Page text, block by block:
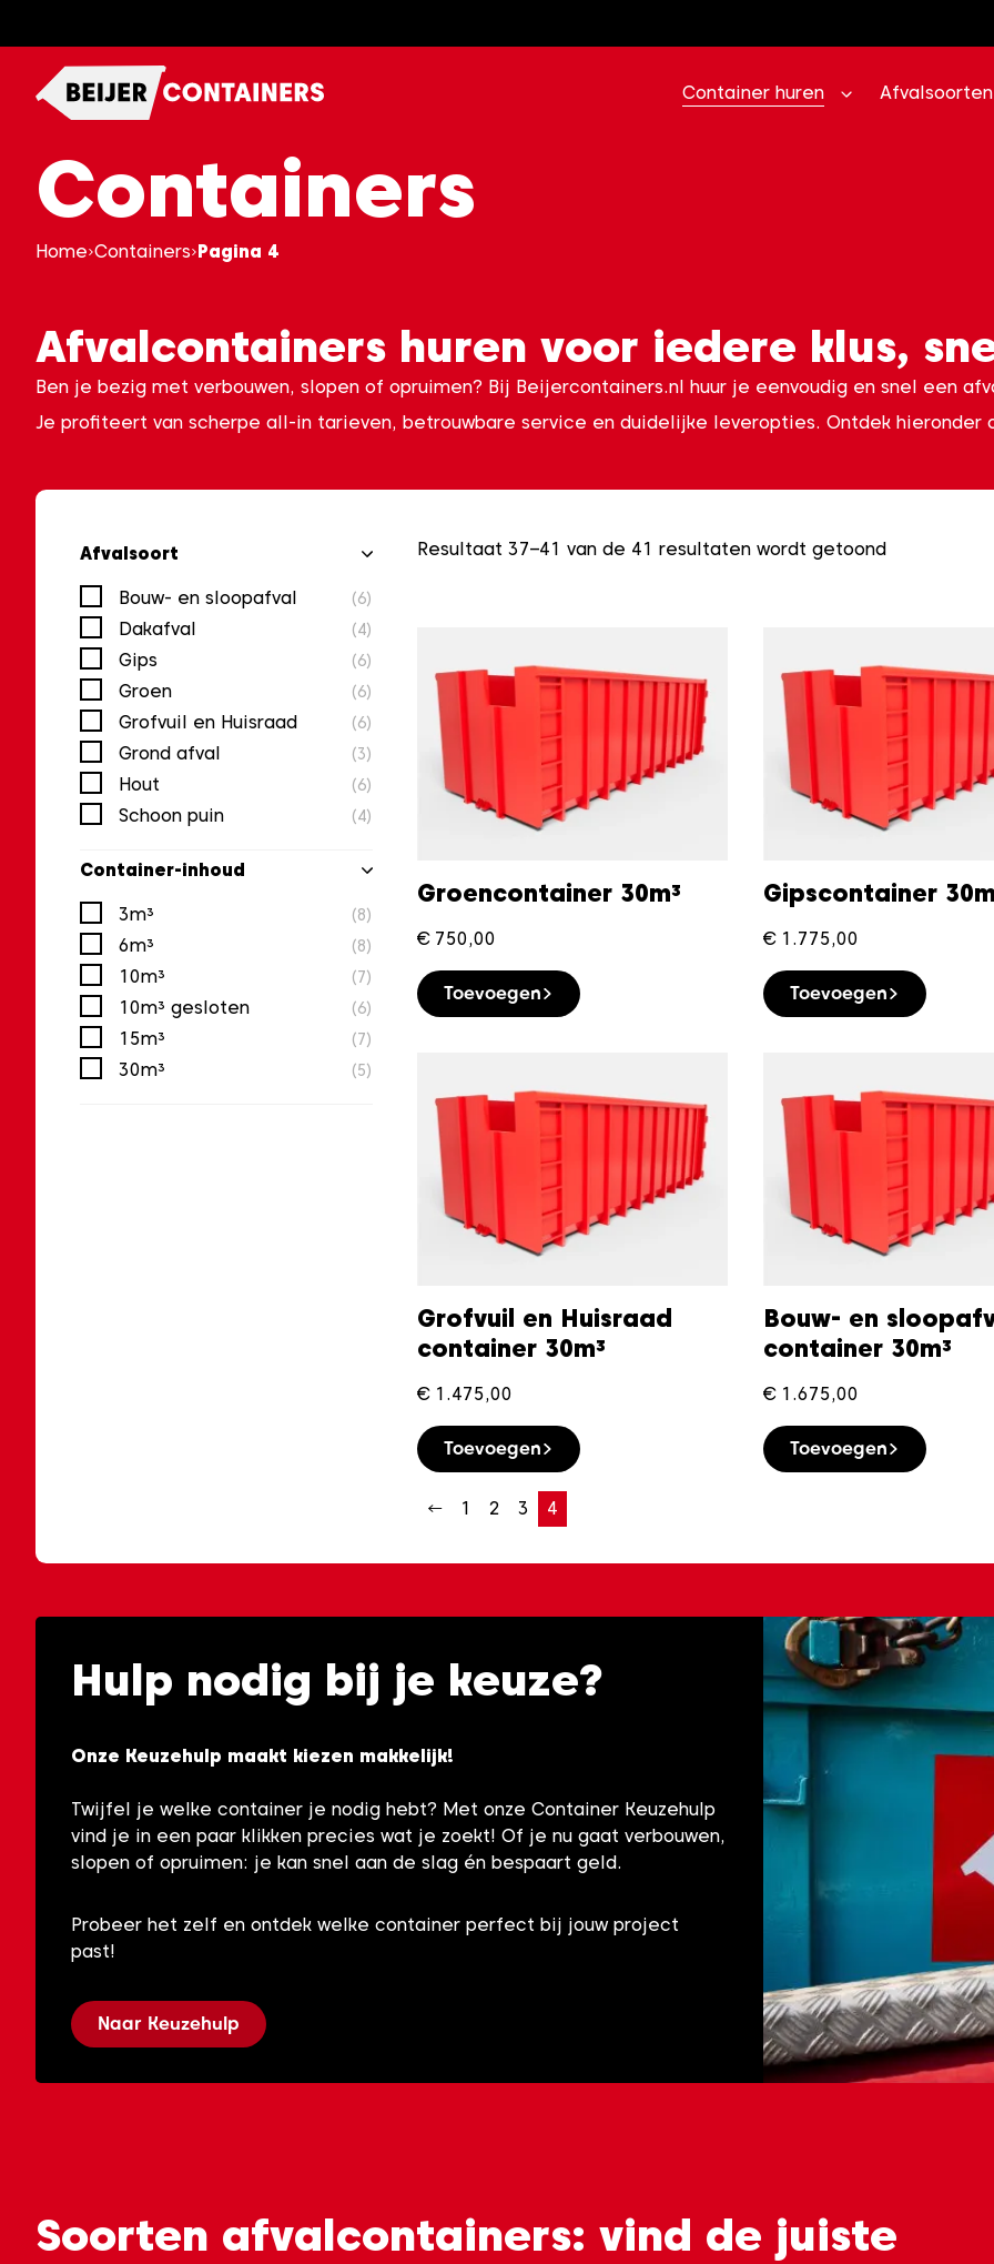
content
Container huren
Afvalsoorten
Containers
Home Containers Pagina 4
Afvalcontainers huren voor iedere klus,
Ben je bezig met verbouwen, slopen of opruimen? Bij Beijercontainers.nl huur je eenvoudig en snel een
Je profiteert van scherpe all‑in tarieven, betrouwbare service en duidelijke leveropties. Ontdek hieronder
Afvalsoort
Bouw- en sloopafval (6)
Dakafval (4)
Gips (6)
Groen (6)
Grofvuil en Huisraad (6)
Grond afval (3)
Hout (6)
Schoon puin (4)
Container-inhoud
3m³ (8)
6m³ (8)
10m³ (7)
10m³ gesloten (6)
15m³ (7)
30m³ (5)
Resultaat 37–41 van de 41 resultaten wordt getoond
Groencontainer 30m³
€ 750,00
Toevoegen
Gipscontainer
€ 1.775,00
Toevoegen
Grofvuil en Huisraad
container 30m³
€ 1.475,00
Toevoegen
Bouw- en
container 30m³
€ 1.675,00
Toevoegen
← 1 2 3 4
Hulp nodig bij je keuze?
Onze Keuzehulp maakt kiezen makkelijk!
Twijfel je welke container je nodig hebt? Met onze Container Keuzehulp
vind je in een paar klikken precies wat je zoekt! Of je nu gaat verbouwen,
slopen of opruimen: je kan snel aan de slag én bespaart geld.
Probeer het zelf en ontdek welke container perfect bij jouw project
past!
Naar Keuzehulp
Soorten afvalcontainers: vind de juiste